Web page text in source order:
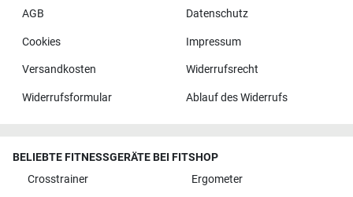
AGB
Datenschutz
Cookies Impressum
Versandkosten Widerrufsrecht
Widerrufsformular Ablauf des Widerrufs
BELIEBTE FITNESSGERÄTE BEI FITSHOP
Crosstrainer
Ergometer